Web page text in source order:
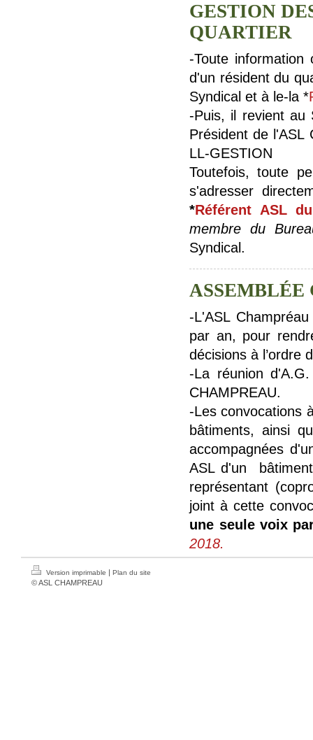
GESTION
QUARTIER
-Toute information
d'un résident du
Syndical et à le-la *
-Puis, il revient au
Président de l'ASL
LL-GESTION
Toutefois, toute
s'adresser
*Référent ASL
membre du
Syndical.
-L'ASL
par an, pour
décisions à l’ordre
-La réunion
CHAMPREAU.
-Les convocations
bâtiments, ainsi
accompagnées
ASL d'un
représentant
joint à cette
une seule voix
2018.
Version imprimable | Plan du site
© ASL CHAMPREAU